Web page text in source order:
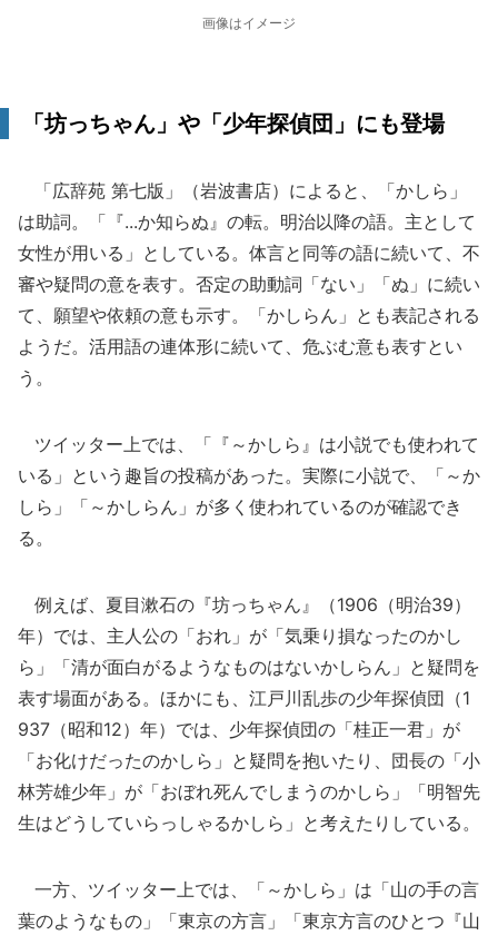
画像はイメージ
「坊っちゃん」や「少年探偵団」にも登場
「広辞苑 第七版」（岩波書店）によると、「かしら」
は助詞。「『...か知らぬ』の転。明治以降の語。主として
女性が用いる」としている。体言と同等の語に続いて、不
審や疑問の意を表す。否定の助動詞「ない」「ぬ」に続い
て、願望や依頼の意も示す。「かしらん」とも表記される
ようだ。活用語の連体形に続いて、危ぶむ意も表すとい
う。
ツイッター上では、「『～かしら』は小説でも使われて
いる」という趣旨の投稿があった。実際に小説で、「～か
しら」「～かしらん」が多く使われているのが確認でき
る。
例えば、夏目漱石の『坊っちゃん』（1906（明治39）
年）では、主人公の「おれ」が「気乗り損なったのかし
ら」「清が面白がるようなものはないかしらん」と疑問を
表す場面がある。ほかにも、江戸川乱歩の少年探偵団（1
937（昭和12）年）では、少年探偵団の「桂正一君」が
「お化けだったのかしら」と疑問を抱いたり、団長の「小
林芳雄少年」が「おぼれ死んでしまうのかしら」「明智先
生はどうしていらっしゃるかしら」と考えたりしている。
一方、ツイッター上では、「～かしら」は「山の手の言
葉のようなもの」「東京の方言」「東京方言のひとつ『山